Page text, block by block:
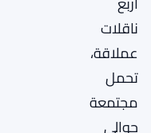
ناقلات
عملاقة،
تحمل
مجتمعة
حوالي